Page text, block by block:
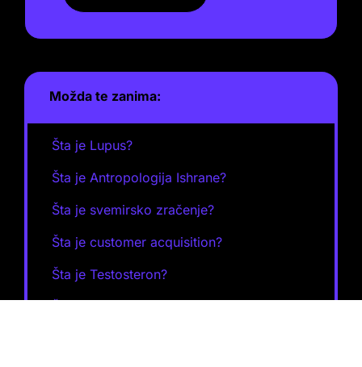
Možda te zanima:
Šta je Lupus?
Šta je Antropologija Ishrane?
Šta je svemirsko zračenje?
Šta je customer acquisition?
Šta je Testosteron?